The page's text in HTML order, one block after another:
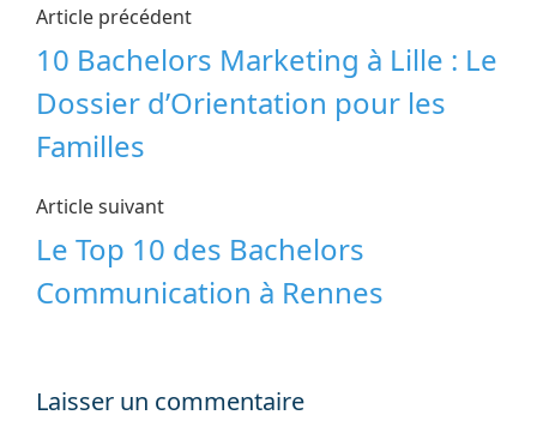
Article précédent
10 Bachelors Marketing à Lille : Le
Dossier d’Orientation pour les
Familles
Article suivant
Le Top 10 des Bachelors
Communication à Rennes
Laisser un commentaire